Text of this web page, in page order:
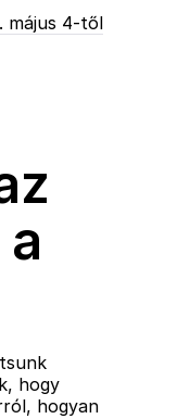
május 4-től
hogy
hogyan